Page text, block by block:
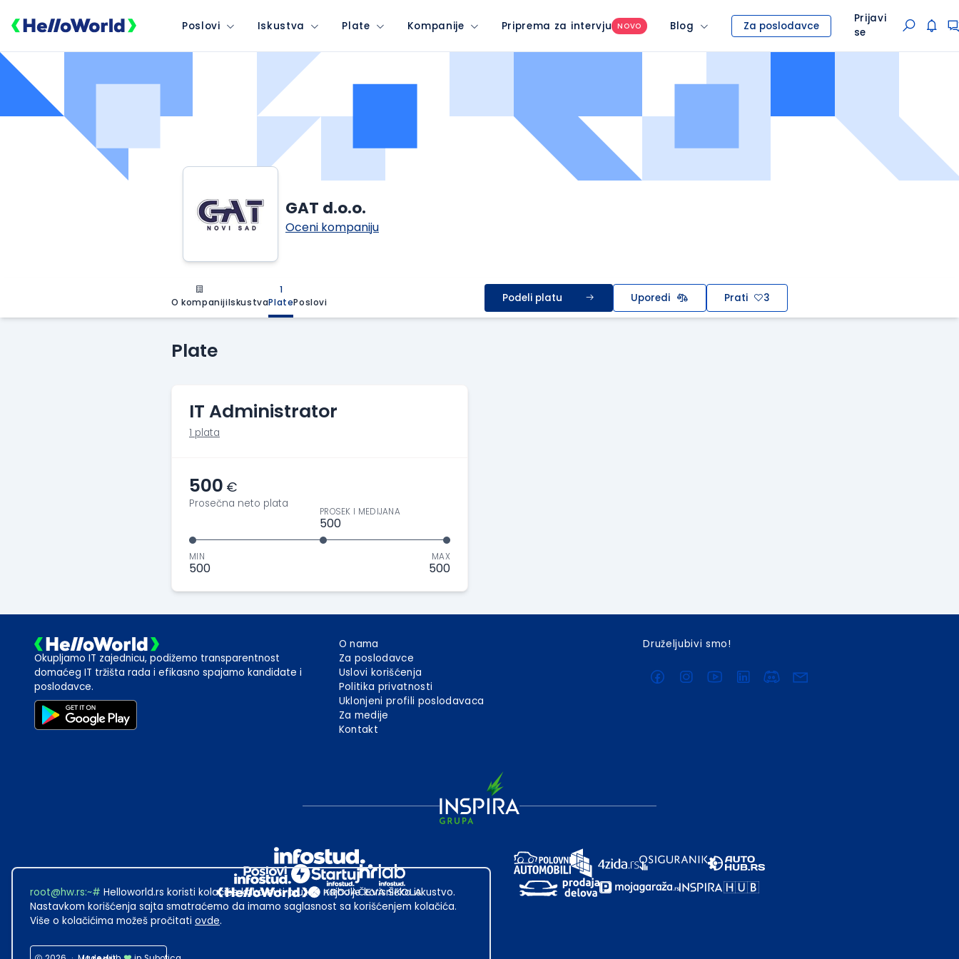
Poslovi Iskustva Plate Kompanije Priprema za intervju NOVO Blog Za poslodavce
Prijavi
se
GAT d.o.o.
Oceni kompaniju
O kompanijiIskustva
1
PlatePoslovi Podeli platu Uporedi Prati 3
Plate
IT Administrator
1 plata
500 €
Prosečna neto plata
MIN
500
PROSEK I MEDIJANA
500
MAX
500
Okupljamo IT zajednicu, podižemo transparentnost
domaćeg IT tržišta rada i efikasno spajamo kandidate i
poslodavce.
O nama
Za poslodavce
Uslovi korišćenja
Politika privatnosti
Uklonjeni profili poslodavaca
Za medije
Kontakt
Druželjubivi smo!
root@hw.rs:~# Helloworld.rs koristi kolačiće kako bi ti pružao najbolje korisničko iskustvo.
Nastavkom korišćenja sajta smatraćemo da imamo saglasnost sa korišćenjem kolačića.
Više o kolačićima možeš pročitati ovde.